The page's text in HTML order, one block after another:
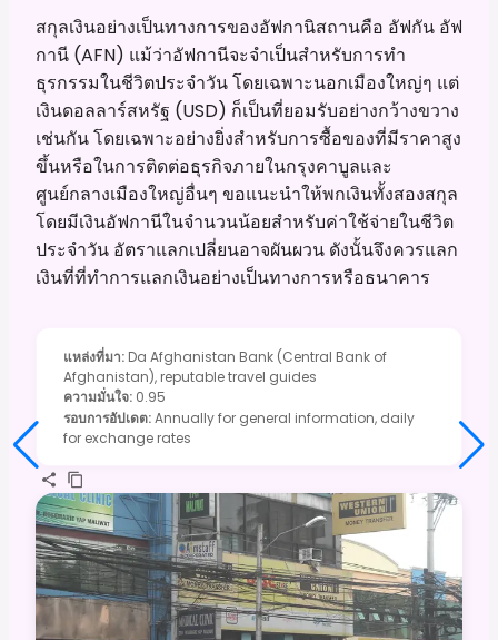
สกุลเงินอย่างเป็นทางการของอัฟกานิสถานคือ อัฟกัน อัฟ
กานี (AFN) แม้ว่าอัฟกานีจะจำเป็นสำหรับการทำ
ธุรกรรมในชีวิตประจำวัน โดยเฉพาะนอกเมืองใหญ่ๆ แต่
เงินดอลลาร์สหรัฐ (USD) ก็เป็นที่ยอมรับอย่างกว้างขวาง
เช่นกัน โดยเฉพาะอย่างยิ่งสำหรับการซื้อของที่มีราคาสูง
ขึ้นหรือในการติดต่อธุรกิจภายในกรุงคาบูลและ
ศูนย์กลางเมืองใหญ่อื่นๆ ขอแนะนำให้พกเงินทั้งสองสกุล
โดยมีเงินอัฟกานีในจำนวนน้อยสำหรับค่าใช้จ่ายในชีวิต
ประจำวัน อัตราแลกเปลี่ยนอาจผันผวน ดังนั้นจึงควรแลก
เงินที่ที่ทำการแลกเงินอย่างเป็นทางการหรือธนาคาร
แหล่งที่มา: Da Afghanistan Bank (Central Bank of
Afghanistan), reputable travel guides
ความมั่นใจ: 0.95
รอบการอัปเดต:Annually for general information, daily
for exchange rates